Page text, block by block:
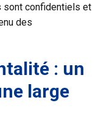
sont confidentiels et
des
: un
large